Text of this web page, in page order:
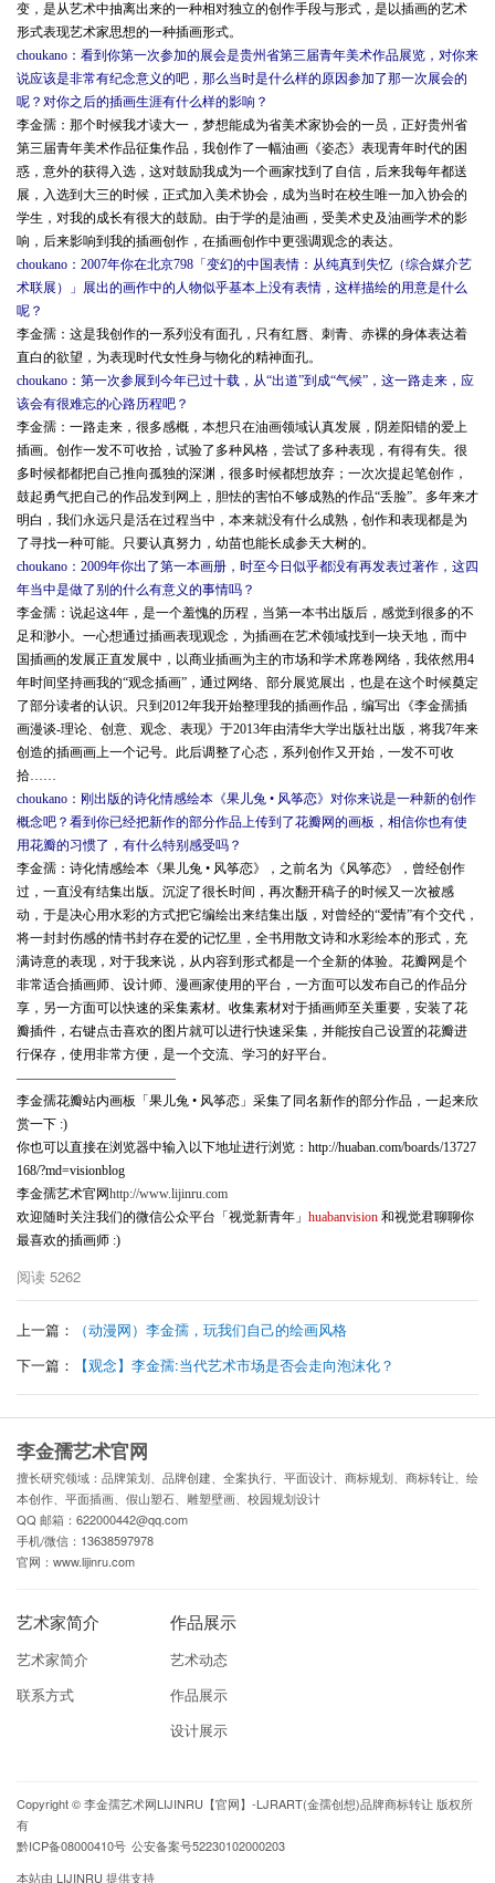
变，是从艺术中抽离出来的一种相对独立的创作手段与形式，是以插画的艺术
形式表现艺术家思想的一种插画形式。
choukano：看到你第一次参加的展会是贵州省第三届青年美术作品展览，对你来
说应该是非常有纪念意义的吧，那么当时是什么样的原因参加了那一次展会的
呢？对你之后的插画生涯有什么样的影响？
李金孺：那个时候我才读大一，梦想能成为省美术家协会的一员，正好贵州省
第三届青年美术作品征集作品，我创作了一幅油画《姿态》表现青年时代的困
惑，意外的获得入选，这对鼓励我成为一个画家找到了自信，后来我每年都送
展，入选到大三的时候，正式加入美术协会，成为当时在校生唯一加入协会的
学生，对我的成长有很大的鼓励。由于学的是油画，受美术史及油画学术的影
响，后来影响到我的插画创作，在插画创作中更强调观念的表达。
choukano：2007年你在北京798「变幻的中国表情：从纯真到失忆（综合媒介艺
术联展）」展出的画作中的人物似乎基本上没有表情，这样描绘的用意是什么
呢？
李金孺：这是我创作的一系列没有面孔，只有红唇、刺青、赤裸的身体表达着
直白的欲望，为表现时代女性身与物化的精神面孔。
choukano：第一次参展到今年已过十载，从“出道”到成“气候”，这一路走来，应
该会有很难忘的心路历程吧？
李金孺：一路走来，很多感概，本想只在油画领域认真发展，阴差阳错的爱上
插画。创作一发不可收拾，试验了多种风格，尝试了多种表现，有得有失。很
多时候都都把自己推向孤独的深渊，很多时候都想放弃；一次次提起笔创作，
鼓起勇气把自己的作品发到网上，胆怯的害怕不够成熟的作品“丢脸”。多年来才
明白，我们永远只是活在过程当中，本来就没有什么成熟，创作和表现都是为
了寻找一种可能。只要认真努力，幼苗也能长成参天大树的。
choukano：2009年你出了第一本画册，时至今日似乎都没有再发表过著作，这四
年当中是做了别的什么有意义的事情吗？
李金孺：说起这4年，是一个羞愧的历程，当第一本书出版后，感觉到很多的不
足和渺小。一心想通过插画表现观念，为插画在艺术领域找到一块天地，而中
国插画的发展正直发展中，以商业插画为主的市场和学术席卷网络，我依然用4
年时间坚持画我的“观念插画”，通过网络、部分展览展出，也是在这个时候奠定
了部分读者的认识。只到2012年我开始整理我的插画作品，编写出《李金孺插
画漫谈-理论、创意、观念、表现》于2013年由清华大学出版社出版，将我7年来
创造的插画画上一个记号。此后调整了心态，系列创作又开始，一发不可收
拾……
choukano：刚出版的诗化情感绘本《果儿兔 • 风筝恋》对你来说是一种新的创作
概念吧？看到你已经把新作的部分作品上传到了花瓣网的画板，相信你也有使
用花瓣的习惯了，有什么特别感受吗？
李金孺：诗化情感绘本《果儿兔 • 风筝恋》，之前名为《风筝恋》，曾经创作
过，一直没有结集出版。沉淀了很长时间，再次翻开稿子的时候又一次被感
动，于是决心用水彩的方式把它编绘出来结集出版，对曾经的“爱情”有个交代，
将一封封伤感的情书封存在爱的记忆里，全书用散文诗和水彩绘本的形式，充
满诗意的表现，对于我来说，从内容到形式都是一个全新的体验。花瓣网是个
非常适合插画师、设计师、漫画家使用的平台，一方面可以发布自己的作品分
享，另一方面可以快速的采集素材。收集素材对于插画师至关重要，安装了花
瓣插件，右键点击喜欢的图片就可以进行快速采集，并能按自己设置的花瓣进
行保存，使用非常方便，是一个交流、学习的好平台。
————————————
李金孺花瓣站内画板「果儿兔 • 风筝恋」采集了同名新作的部分作品，一起来欣
赏一下 :)
你也可以直接在浏览器中输入以下地址进行浏览：http://huaban.com/boards/13727
168/?md=visionblog
李金孺艺术官网http://www.lijinru.com
欢迎随时关注我们的微信公众平台「视觉新青年」 huabanvision 和视觉君聊聊你
最喜欢的插画师 :)
阅读 5262
上一篇：
（动漫网）李金孺，玩我们自己的绘画风格
下一篇：
【观念】李金孺:当代艺术市场是否会走向泡沫化？
李金孺艺术官网
擅长研究领域：品牌策划、品牌创建、全案执行、平面设计、商标规划、商标转让、绘
本创作、平面插画、假山塑石、雕塑壁画、校园规划设计
QQ 邮箱：622000442@qq.com
手机/微信：13638597978
官网：www.lijinru.com
艺术家简介
艺术家简介
联系方式
作品展示
艺术动态
作品展示
设计展示
Copyright ©李金孺艺术网LIJINRU【官网】-LJRART(金孺创想)品牌商标转让 版权所
有
黔ICP备08000410号 公安备案号52230102000203
本站由 LIJINRU 提供支持